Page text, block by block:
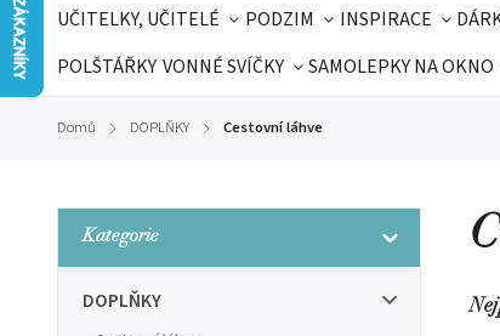
UČITELKY, UČITELÉ PODZIM INSPIRACE
POLŠTÁŘKY VONNÉ SVÍČKY SAMOLEPKY NA OKNO
DÁRKOVÉ VOUCHERY
Domů / DOPLŇKY / Cestovní láhve
Kategorie
DOPLŇKY